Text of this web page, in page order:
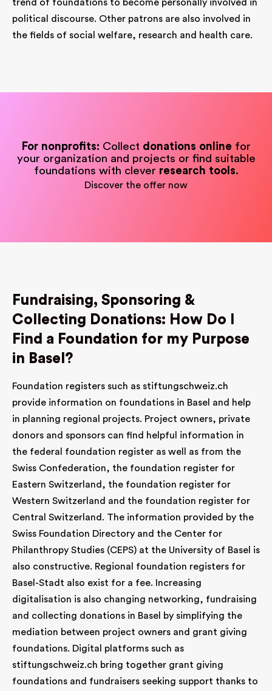
trend of foundations to become personally involved in
political discourse. Other patrons are also involved in
the fields of social welfare, research and health care.
For nonprofits: Collect donations online for
your organization and projects or find suitable
foundations with clever research tools.
Discover the offer now
Fundraising, Sponsoring &
Collecting Donations: How Do I
Find a Foundation for my Purpose
in Basel?
Foundation registers such as stiftungschweiz.ch
provide information on foundations in Basel and help
in planning regional projects. Project owners, private
donors and sponsors can find helpful information in
the federal foundation register as well as from the
Swiss Confederation, the foundation register for
Eastern Switzerland, the foundation register for
Western Switzerland and the foundation register for
Central Switzerland. The information provided by the
Swiss Foundation Directory and the Center for
Philanthropy Studies (CEPS) at the University of Basel is
also constructive. Regional foundation registers for
Basel-Stadt also exist for a fee. Increasing
digitalisation is also changing networking, fundraising
and collecting donations in Basel by simplifying the
mediation between project owners and grant giving
foundations. Digital platforms such as
stiftungschweiz.ch bring together grant giving
foundations and fundraisers seeking support thanks to